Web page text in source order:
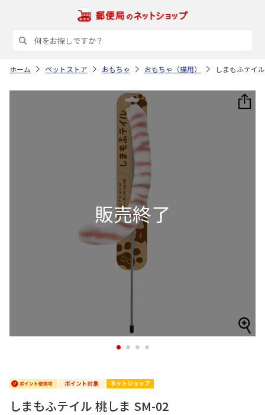
ホーム ペットストア おもちゃ おもちゃ（猫用） しまもふテイ
1 2 3 4
しまもふテイル 桃しま SM-02